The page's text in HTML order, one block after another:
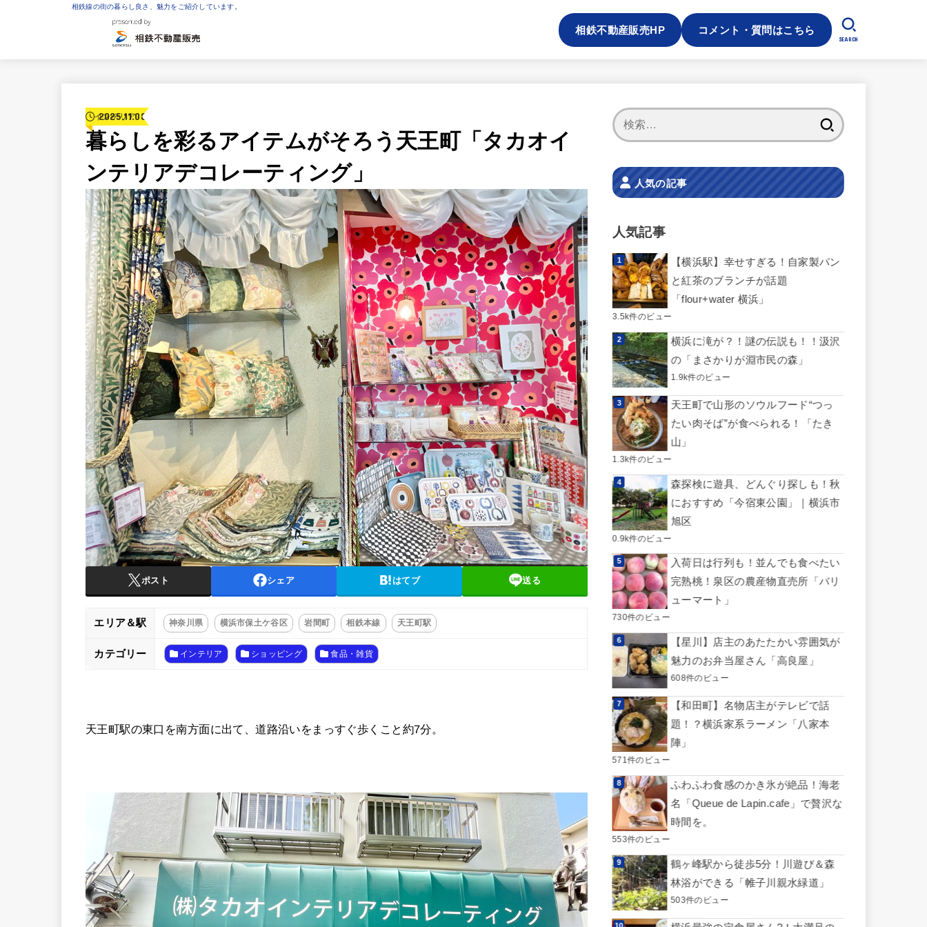
相鉄線の街の暮らし良さ、魅力をご紹介しています。
相鉄不動産販売HP コメント・質問はこちら
SEARCH
インテリア
2025.11.08
暮らしを彩るアイテムがそろう天王町「タカオイ
ンテリアデコレーティング」
ポスト シェア はてブ 送る
エリア＆駅 神奈川県 横浜市保土ケ谷区 岩間町 相鉄本線 天王町駅
カテゴリー インテリア ショッピング 食品・雑貨
天王町駅の東口を南方面に出て、道路沿いをまっすぐ歩くこと約7分。
人気の記事
人気記事
【横浜駅】幸せすぎる！自家製パン
と紅茶のブランチが話題
「flour+water 横浜」
3.5k件のビュー
横浜に滝が？！謎の伝説も！！汲沢
の「まさかりが淵市民の森」
1.9k件のビュー
天王町で山形のソウルフード“つっ
たい肉そば”が食べられる！「たき
山」
1.3k件のビュー
森探検に遊具、どんぐり探しも！秋
におすすめ「今宿東公園」｜横浜市
旭区
0.9k件のビュー
入荷日は行列も！並んでも食べたい
完熟桃！泉区の農産物直売所「バリ
ューマート」
730件のビュー
【星川】店主のあたたかい雰囲気が
魅力のお弁当屋さん「高良屋」
608件のビュー
【和田町】名物店主がテレビで話
題！？横浜家系ラーメン「八家本
陣」
571件のビュー
ふわふわ食感のかき氷が絶品！海老
名「Queue de Lapin.cafe」で贅沢な
時間を。
553件のビュー
鶴ヶ峰駅から徒歩5分！川遊び＆森
林浴ができる「帷子川親水緑道」
503件のビュー